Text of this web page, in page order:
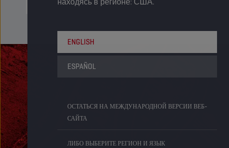
ENGLISH
ESPAÑOL
ОСТАТЬСЯ НА МЕЖДУНАРОДНОЙ ВЕРСИИ ВЕБ-
САЙТА
ЛИБО ВЫБЕРИТЕ РЕГИОН И ЯЗЫК